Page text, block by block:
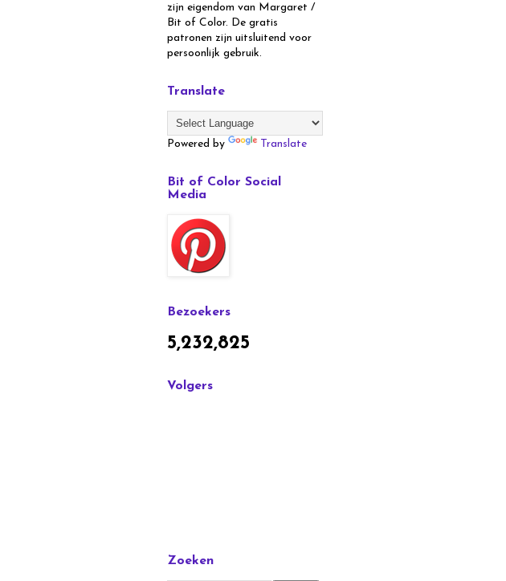
zijn eigendom van Margaret /
Bit of Color. De gratis
patronen zijn uitsluitend voor
persoonlijk gebruik.
Translate
Powered by Translate
Bit of Color Social
Media
Bezoekers
5,232,825
Volgers
Zoeken